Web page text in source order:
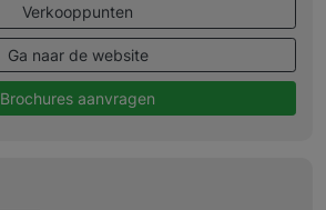
Verkooppunten
Ga naar de website
Brochures aanvragen